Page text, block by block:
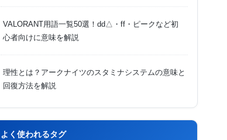
VALORANT用語一覧50選！dd△・ff・ピークなど初
心者向けに意味を解説
理性とは？アークナイツのスタミナシステムの意味と
回復方法を解説
よく使われるタグ